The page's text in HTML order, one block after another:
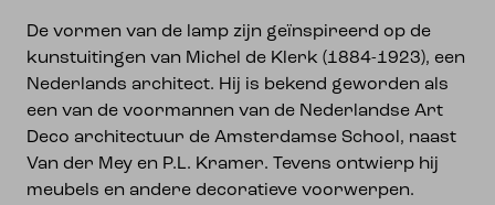
De vormen van de lamp zijn geïnspireerd op de
kunstuitingen van Michel de Klerk (1884-1923), een
Nederlands architect. Hij is bekend geworden als
een van de voormannen van de Nederlandse Art
Deco architectuur de Amsterdamse School, naast
Van der Mey en P.L. Kramer. Tevens ontwierp hij
meubels en andere decoratieve voorwerpen.